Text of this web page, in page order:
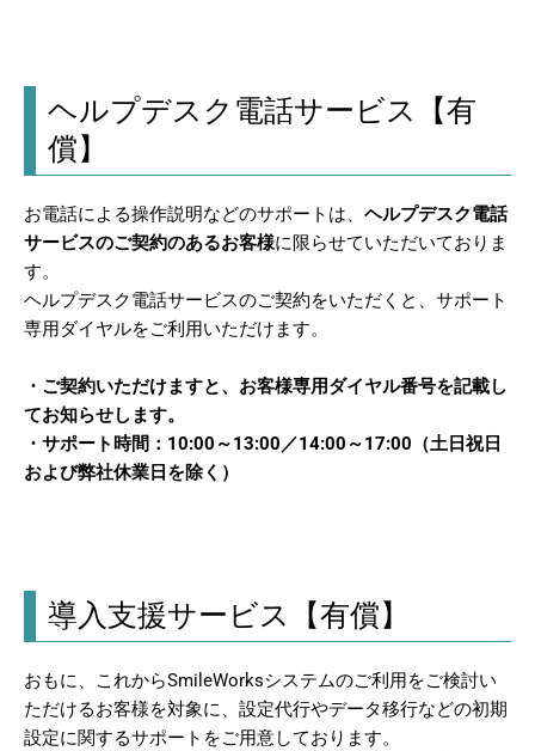
ヘルプデスク電話サービス【有
償】
お電話による操作説明などのサポートは、 ヘルプデスク電話
サービスのご契約のあるお客様に限らせていただいておりま
す。
ヘルプデスク電話サービスのご契約をいただくと、サポート
専用ダイヤルをご利用いただけます。
・ご契約いただけますと、お客様専用ダイヤル番号を記載し
てお知らせします。
・サポート時間：10:00～13:00／14:00～17:00（土日祝日
および弊社休業日を除く）
導入支援サービス【有償】
おもに、これからSmileWorksシステムのご利用をご検討い
ただけるお客様を対象に、設定代行やデータ移行などの初期
設定に関するサポートをご用意しております。